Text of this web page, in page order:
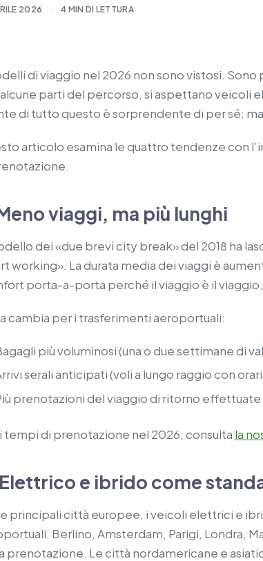
2026 · 4 MIN DI LETTURA
di viaggio nel 2026 non sono vistosi.
parti del percorso, si aspettano veicoli
di tutto questo è sorprendente di per sé;
articolo esamina le quattro tendenze con
viaggi, ma più lunghi
dei «due brevi city break» del 2018 ha
working». La durata media dei viaggi è
porta-a-porta perché il viaggio è il viaggio,
cambia per i trasferimenti aeroportuali:
più voluminosi (una o due settimane di
serali anticipati (voli a lungo raggio con
prenotazioni del viaggio di ritorno effettuate
tempi di prenotazione nel 2026, consulta la
e ibrido come
principali città europee, i veicoli elettrici e
Berlino, Amsterdam, Parigi, Londra,
prenotazione. Le città nordamericane e